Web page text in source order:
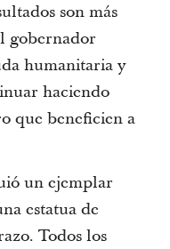
son más
gobernador
humanitaria y
haciendo
que beneficien a
un ejemplar
estatua de
Todos los